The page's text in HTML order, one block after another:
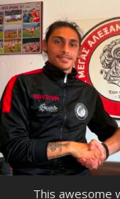
This awesome